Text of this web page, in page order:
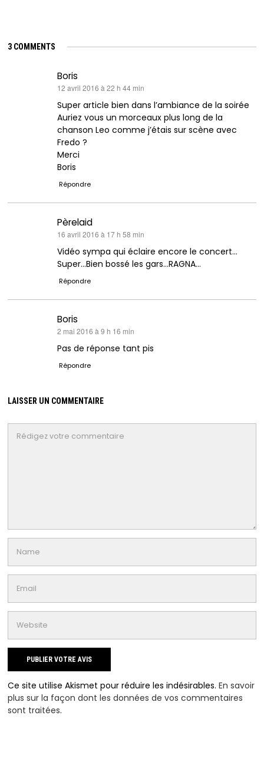
3 COMMENTS
Boris
12 avril 2016 à 22 h 44 min
Super article bien dans l’ambiance de la soirée
Auriez vous un morceaux plus long de la
chanson Leo comme j’étais sur scène avec
Fredo ?
Merci
Boris
Répondre
Pèrelaid
16 avril 2016 à 17 h 58 min
Vidéo sympa qui éclaire encore le concert…
Super…Bien bossé les gars…RAGNA…
Répondre
Boris
2 mai 2016 à 9 h 16 min
Pas de réponse tant pis
Répondre
LAISSER UN COMMENTAIRE
Ce site utilise Akismet pour réduire les indésirables.En savoir
plus sur la façon dont les données de vos commentaires
sont traitées.